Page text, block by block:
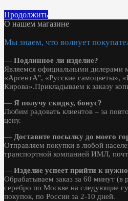
Продолжить
О нашем магазине
Мы знаем, что волнует
— Подлинное ли изделие?
Являемся официальными дилерами
«АргентА", «Русские самоцветы»,
Кирова».Прикладываем к заказу
— Я получу скидку, бонус?
Любим радовать клиентов – за
цену.
— Доставите посылку до моего
Отправляем покупки в любой
транспортной компанией ИМЛ,
— Изделие успеет прийти к
Обрабатываем заказ за 60 минут (в
серебро по Москве на следующие
покупок, по России за 2-10 дней.